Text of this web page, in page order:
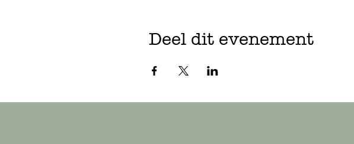
Deel dit evenement